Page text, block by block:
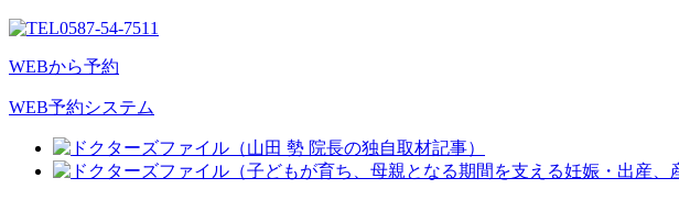
0587-54-7511
WEBから予約
WEB予約システム